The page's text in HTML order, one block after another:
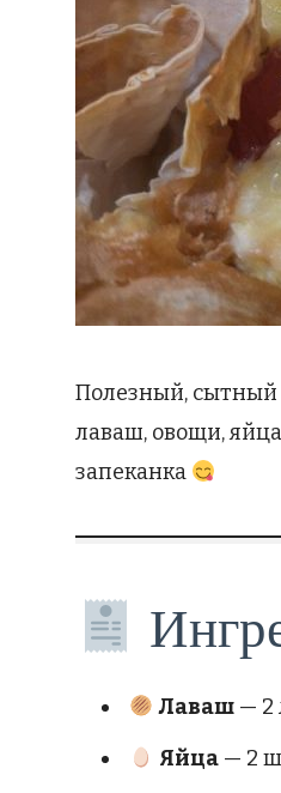
Полезный, сытный
лаваш, овощи,
запеканка
Лаваш— 2
Яйца— 2